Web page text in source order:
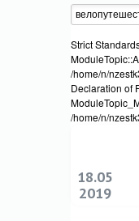
Strict
/home/n/
Declaration of
/home/n/
18.05
2019